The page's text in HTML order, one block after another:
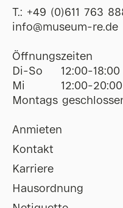
T.: +49 (0)611 763
ofni@museum-re de
Öffnungszeiten
Di-So
12:00-
Mi
12:00-
Montags
Anmieten
Kontakt
Karriere
Hausordnung